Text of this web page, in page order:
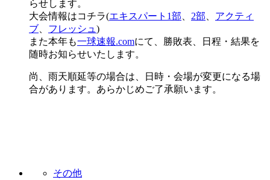
らせします。
大会情報はコチラ(エキスパート1部、 2部、 アクティ
ブ、 フレッシュ)
また本年も一球速報.comにて、勝敗表、日程・結果を
随時お知らせいたします。
尚、雨天順延等の場合は、日時・会場が変更になる場
合があります。あらかじめご了承願います。
その他